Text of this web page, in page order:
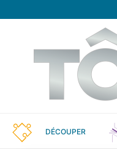
DÉCOUPER